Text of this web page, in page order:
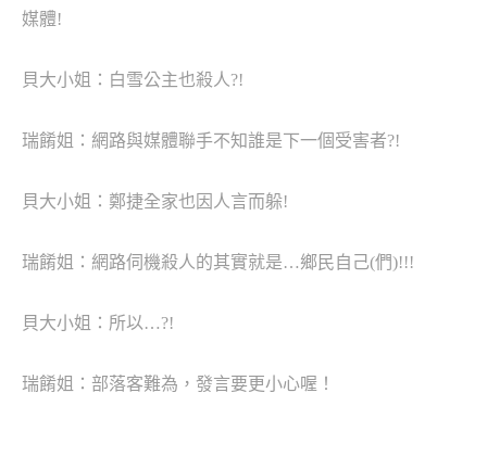
媒體!
貝大小姐： 白雪公主也殺人?!
瑞餚姐： 網路與媒體聯手不知誰是下一個受害者?!
貝大小姐： 鄭捷全家也因人言而躲!
瑞餚姐： 網路伺機殺人的其實就是…鄉民自己(們)!!!
貝大小姐： 所以…?!
瑞餚姐： 部落客難為，發言要更小心喔！